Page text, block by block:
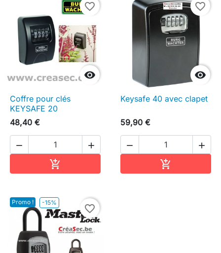

favorite_border
Coffre pour clés
KEYSAFE 20
48,40 €
 


favorite_border
Keysafe 40 avec clapet
59,90 €
 

Promo ! -15%
favorite_border